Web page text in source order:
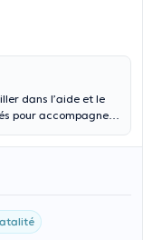
dans l’aide et le
pour accompagner
les enfants dans